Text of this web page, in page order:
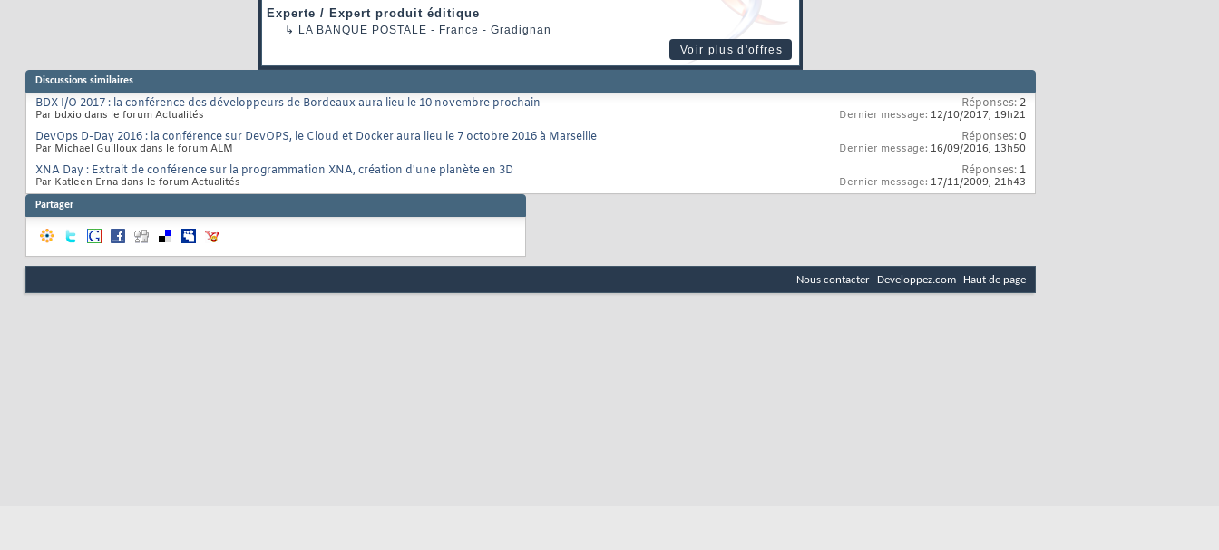
Experte / Expert produit éditique
↳ LA BANQUE POSTALE - France - Gradignan
Voir plus d'offres
Discussions similaires
BDX I/O 2017 : la conférence des développeurs de Bordeaux aura lieu le 10 novembre prochain
Par bdxio dans le forum Actualités
Réponses: 2
Dernier message: 12/10/2017, 19h21
DevOps D-Day 2016 : la conférence sur DevOPS, le Cloud et Docker aura lieu le 7 octobre 2016 à Marseille
Par Michael Guilloux dans le forum ALM
Réponses:0
Dernier message: 16/09/2016, 13h50
XNA Day : Extrait de conférence sur la programmation XNA, création d'une planète en 3D
Par Katleen Erna dans le forum Actualités
Réponses: 1
Dernier message: 17/11/2009, 21h43
Partager
Nous contacter Developpez.com Haut de page